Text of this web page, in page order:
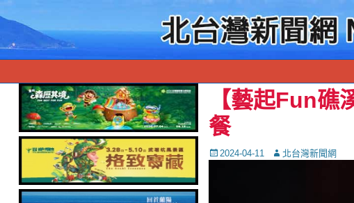
【藝起Fun礁
餐
Posted
2024-04-11 Autor北台灣新聞網